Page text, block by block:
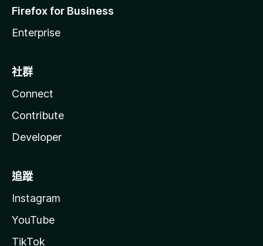
Firefox for Business
Enterprise
社群
Connect
Contribute
Developer
追蹤
Instagram
YouTube
TikTok